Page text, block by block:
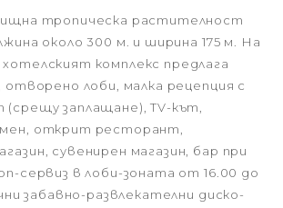
тропическа растителност
около 300 м. и ширина 175 м. На
комплекс предлага
отворено лоби, малка рецепция с
заплащане), TV-кът,
открит ресторант,
сувенирен магазин, бар при
сервиз в лоби-зоната от 16.00 до
забавно-развлекателни диско-